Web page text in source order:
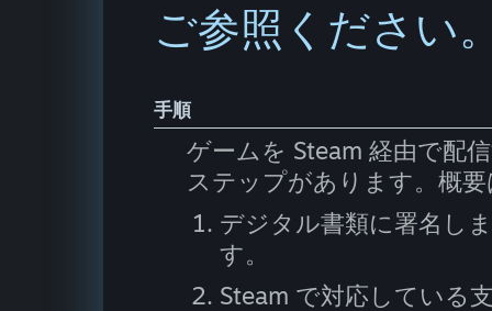
ご参照ください
手順
ゲームを Steam 経由で配
ステップがあります。概
デジタル書類に署名し
す。
Steam で対応している